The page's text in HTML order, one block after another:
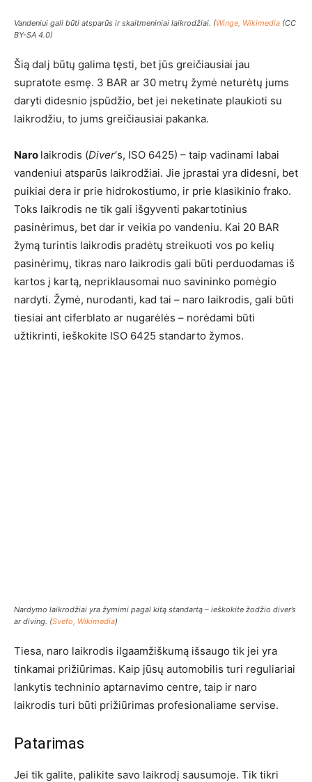
Vandeniui gali būti atsparūs ir skaitmeniniai laikrodžiai. (Winge, Wikimedia (CC
BY-SA 4.0)
Šią dalį būtų galima tęsti, bet jūs greičiausiai jau
supratote esmę. 3 BAR ar 30 metrų žymė neturėtų jums
daryti didesnio įspūdžio, bet jei neketinate plaukioti su
laikrodžiu, to jums greičiausiai pakanka.
Naro laikrodis (Diver‘s, ISO 6425) – taip vadinami labai
vandeniui atsparūs laikrodžiai. Jie įprastai yra didesni, bet
puikiai dera ir prie hidrokostiumo, ir prie klasikinio frako.
Toks laikrodis ne tik gali išgyventi pakartotinius
pasinėrimus, bet dar ir veikia po vandeniu. Kai 20 BAR
žymą turintis laikrodis pradėtų streikuoti vos po kelių
pasinėrimų, tikras naro laikrodis gali būti perduodamas iš
kartos į kartą, nepriklausomai nuo savininko pomėgio
nardyti. Žymė, nurodanti, kad tai – naro laikrodis, gali būti
tiesiai ant ciferblato ar nugarėlės – norėdami būti
užtikrinti, ieškokite ISO 6425 standarto žymos.
Nardymo laikrodžiai yra žymimi pagal kitą standartą – ieškokite žodžio diver’s
ar diving. (Svefo, Wikimedia)
Tiesa, naro laikrodis ilgaamžiškumą išsaugo tik jei yra
tinkamai prižiūrimas. Kaip jūsų automobilis turi reguliariai
lankytis techninio aptarnavimo centre, taip ir naro
laikrodis turi būti prižiūrimas profesionaliame servise.
Patarimas
Jei tik galite, palikite savo laikrodį sausumoje. Tik tikri